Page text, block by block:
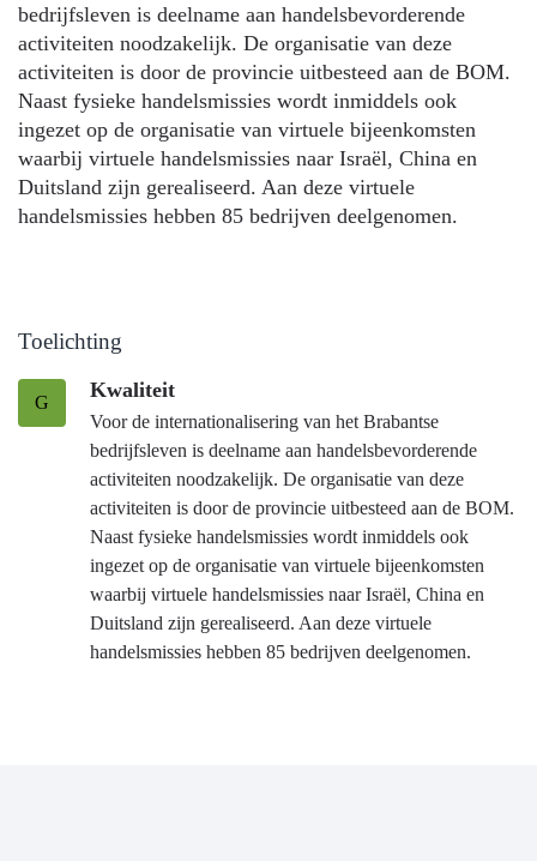
bedrijfsleven is deelname aan handelsbevorderende
activiteiten noodzakelijk. De organisatie van deze
activiteiten is door de provincie uitbesteed aan de BOM.
Naast fysieke handelsmissies wordt inmiddels ook
ingezet op de organisatie van virtuele bijeenkomsten
waarbij virtuele handelsmissies naar Israël, China en
Duitsland zijn gerealiseerd. Aan deze virtuele
handelsmissies hebben 85 bedrijven deelgenomen.
Toelichting
G
Kwaliteit
Voor de internationalisering van het Brabantse
bedrijfsleven is deelname aan handelsbevorderende
activiteiten noodzakelijk. De organisatie van deze
activiteiten is door de provincie uitbesteed aan de BOM.
Naast fysieke handelsmissies wordt inmiddels ook
ingezet op de organisatie van virtuele bijeenkomsten
waarbij virtuele handelsmissies naar Israël, China en
Duitsland zijn gerealiseerd. Aan deze virtuele
handelsmissies hebben 85 bedrijven deelgenomen.